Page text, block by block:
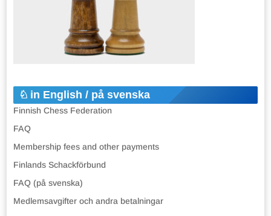
in English / på svenska
Finnish Chess Federation
FAQ
Membership fees and other payments
Finlands Schackförbund
FAQ (på svenska)
Medlemsavgifter och andra betalningar